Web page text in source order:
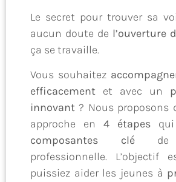
Le secret pour trouver sa
aucun doute de l’ouverture
ça se travaille.
Vous souhaitez
efficacement et avec un
innovant ? Nous proposons
approche en 4 étapes
composantes cléde
professionnelle. L’objectif
puissiez aider les jeunes à